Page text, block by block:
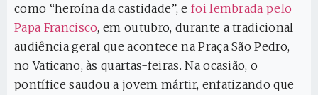
como “heroína da castidade”, e foi lembrada pelo
Papa Francisco, em outubro, durante a tradicional
audiência geral que acontece na Praça São Pedro,
no Vaticano, às quartas-feiras. Na ocasião, o
pontífice saudou a jovem mártir, enfatizando que